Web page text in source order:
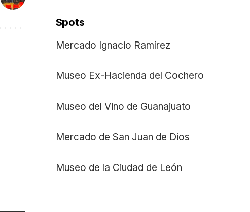
Spots
Mercado Ignacio Ramírez
Museo Ex-Hacienda del Cochero
Museo del Vino de Guanajuato
Mercado de San Juan de Dios
Museo de la Ciudad de León